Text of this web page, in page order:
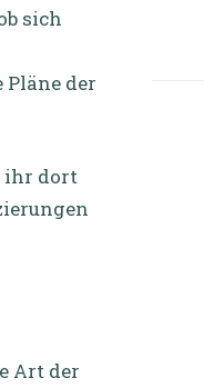
sich
der
ihr dort
Art der